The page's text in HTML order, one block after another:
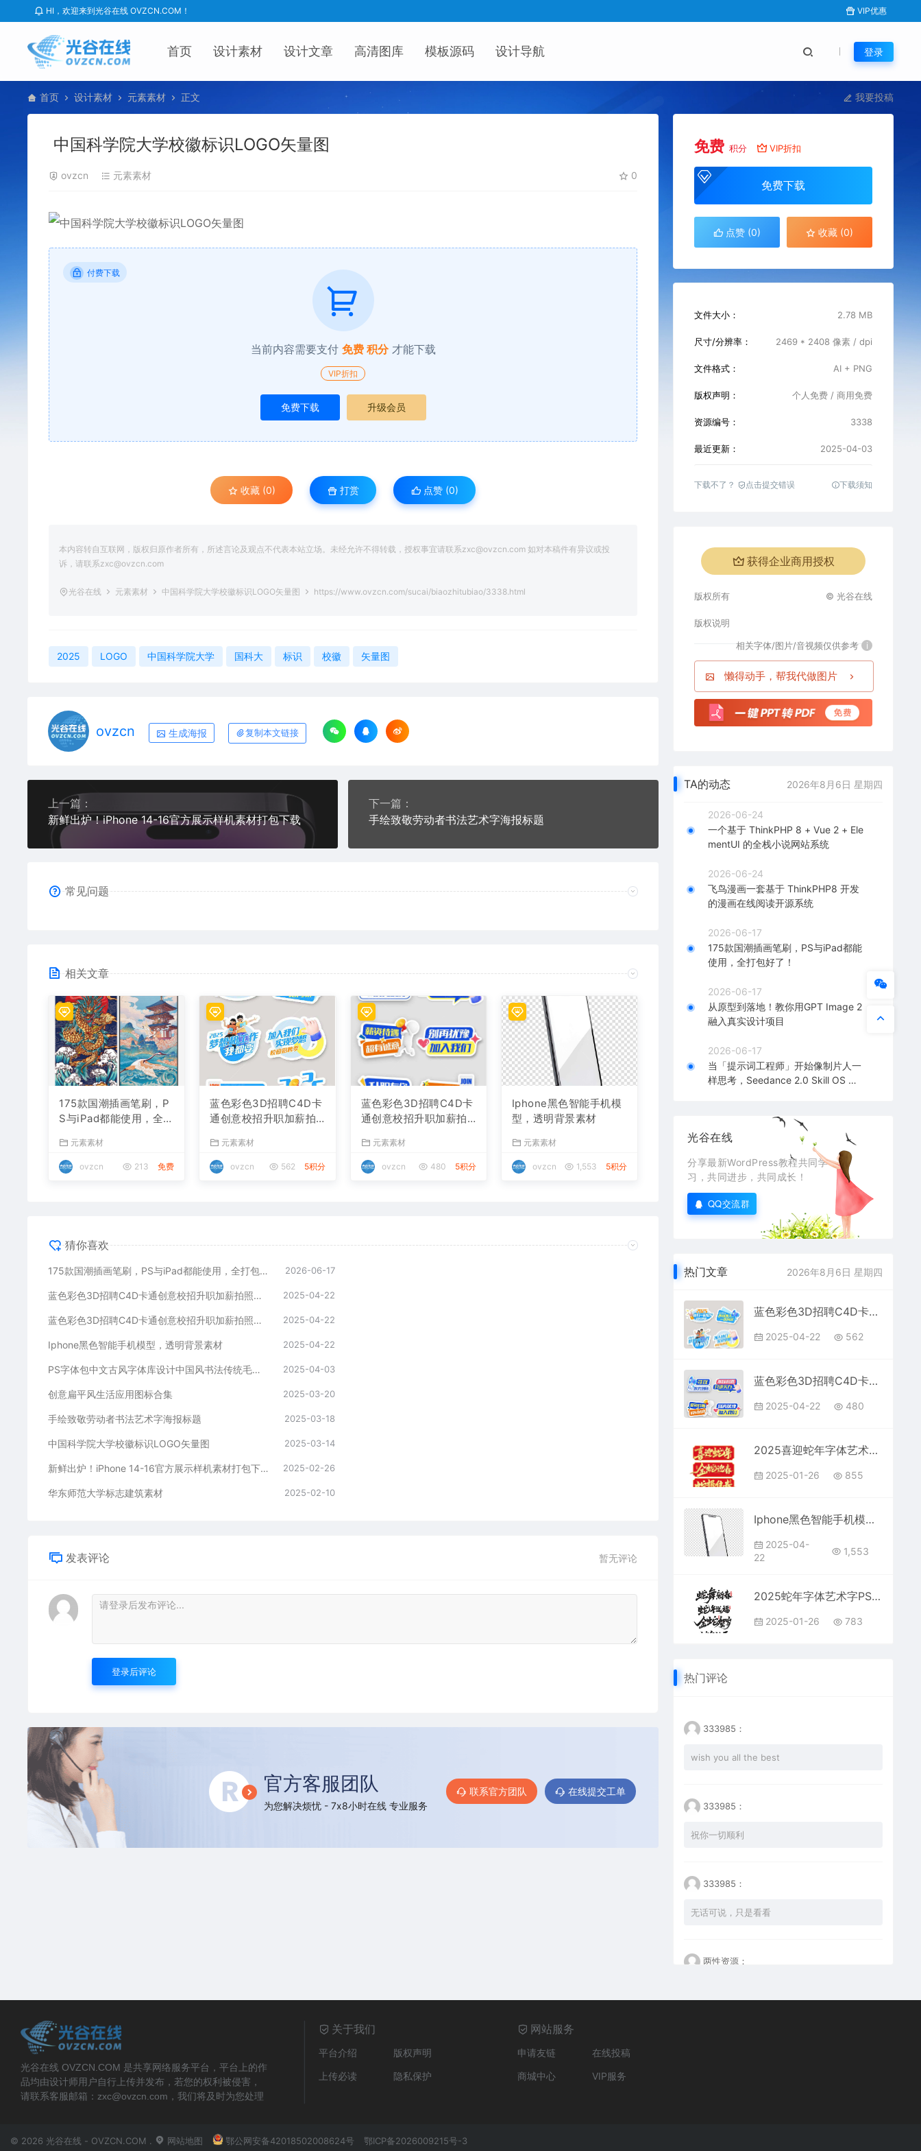
HI，欢迎来到光谷在线 OVZCN.COM！ VIP优惠
首页 设计素材 设计文章 高清图库 模板源码 设计导航 登录
首页 设计素材 元素素材 正文 我要投稿
中国科学院大学校徽标识LOGO矢量图
ovzcn 元素素材 0
付费下载
当前内容需要支付 免费 积分 才能下载
VIP折扣
免费下载 升级会员
收藏 (0) 打赏 点赞 (0)
本内容转自互联网，版权归原作者所有，所述言论及观点不代表本站立场。未经允许不得转载，授权事宜请联系zxc@ovzcn.com 如对本稿件有异议或投
诉，请联系zxc@ovzcn.com
光谷在线 元素素材 中国科学院大学校徽标识LOGO矢量图 https://www.ovzcn.com/sucai/biaozhitubiao/3338.html
2025 LOGO 中国科学院大学 国科大 标识 校徽 矢量图
ovzcn 生成海报 复制本文链接
上一篇：
新鲜出炉！iPhone 14-16官方展示样机素材打包下载
下一篇：
手绘致敬劳动者书法艺术字海报标题
常见问题
相关文章
175款国潮插画笔刷，P
S与iPad都能使用，全打
元素素材
ovzcn 213 免费
蓝色彩色3D招聘C4D卡
通创意校招升职加薪拍
元素素材
ovzcn 562 5积分
蓝色彩色3D招聘C4D卡
通创意校招升职加薪拍
元素素材
ovzcn 480 5积分
Iphone黑色智能手机模
型，透明背景素材
元素素材
ovzcn 1,553 5积分
猜你喜欢
175款国潮插画笔刷，PS与iPad都能使用，全打包好了！ 2026-06-17
蓝色彩色3D招聘C4D卡通创意校招升职加薪拍照打卡手举牌 2025-04-22
蓝色彩色3D招聘C4D卡通创意校招升职加薪拍照打卡手举牌 2025-04-22
Iphone黑色智能手机模型，透明背景素材 2025-04-22
PS字体包中文古风字体库设计中国风书法传统毛笔古韵素材 2025-04-03
创意扁平风生活应用图标合集 2025-03-20
手绘致敬劳动者书法艺术字海报标题 2025-03-18
中国科学院大学校徽标识LOGO矢量图 2025-03-14
新鲜出炉！iPhone 14-16官方展示样机素材打包下载 2025-02-26
华东师范大学标志建筑素材 2025-02-10
发表评论 暂无评论
登录后评论
官方客服团队
为您解决烦忧 - 7x8小时在线 专业服务
联系官方团队 在线提交工单
免费 积分 VIP折扣
免费下载
点赞 (0) 收藏 (0)
文件大小： 2.78 MB
尺寸/分辨率： 2469 * 2408 像素 / dpi
文件格式： AI + PNG
版权声明： 个人免费 / 商用免费
资源编号： 3338
最近更新： 2025-04-03
下载不了？ 点击提交错误 下载须知
获得企业商用授权
版权所有 © 光谷在线
版权说明
相关字体/图片/音视频仅供参考 i
懒得动手，帮我代做图片
TA的动态 2026年8月6日 星期四
2026-06-24
一个基于 ThinkPHP 8 + Vue 2 + Ele
mentUI 的全栈小说网站系统
2026-06-24
飞鸟漫画一套基于 ThinkPHP8 开发
的漫画在线阅读开源系统
2026-06-17
175款国潮插画笔刷，PS与iPad都能
使用，全打包好了！
2026-06-17
从原型到落地！教你用GPT Image 2
融入真实设计项目
2026-06-17
当「提示词工程师」开始像制片人一
样思考，Seedance 2.0 Skill OS 深
光谷在线
分享最新WordPress教程共同学
习，共同进步，共同成长！
QQ交流群
热门文章 2026年8月6日 星期四
蓝色彩色3D招聘C4D卡通创意校招升职加薪拍照打卡手举牌
2025-04-22 562
蓝色彩色3D招聘C4D卡通创意校招升职加薪拍照打卡手举牌
2025-04-22 480
2025喜迎蛇年字体艺术字PS素材
2025-01-26 855
Iphone黑色智能手机模型，透明背景素材
2025-04-
22
1,553
2025蛇年字体艺术字PS模版免抠文字素材
2025-01-26 783
热门评论
333985：
wish you all the best
333985：
祝你一切顺利
333985：
无话可说，只是看看
两性资源：
光谷在线 OVZCN.COM 是共享网络服务平台，平台上的作
品均由设计师用户自行上传并发布，若您的权利被侵害，
请联系客服邮箱：zxc@ovzcn.com，我们将及时为您处理
关于我们
平台介绍
版权声明
上传必读
隐私保护
网站服务
申请友链
在线投稿
商城中心
VIP服务
© 2026 光谷在线 - OVZCN.COM . 网站地图 鄂公网安备42018502008624号 鄂ICP备2026009215号-3